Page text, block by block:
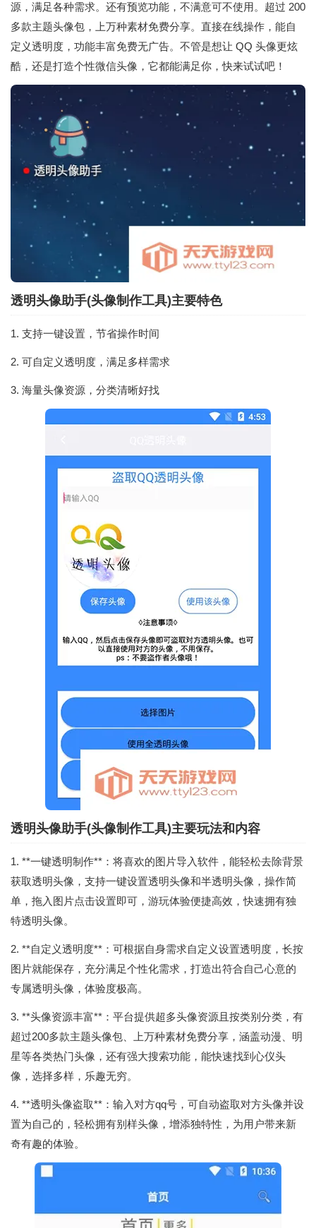
源，满足各种需求。还有预览功能，不满意可不使用。超过 200
多款主题头像包，上万种素材免费分享。直接在线操作，能自
定义透明度，功能丰富免费无广告。不管是想让 QQ 头像更炫
酷，还是打造个性微信头像，它都能满足你，快来试试吧！
透明头像助手(头像制作工具)主要特色
1. 支持一键设置，节省操作时间
2. 可自定义透明度，满足多样需求
3. 海量头像资源，分类清晰好找
透明头像助手(头像制作工具)主要玩法和内容
1. **一键透明制作**：将喜欢的图片导入软件，能轻松去除背景
获取透明头像，支持一键设置透明头像和半透明头像，操作简
单，拖入图片点击设置即可，游玩体验便捷高效，快速拥有独
特透明头像。
2. **自定义透明度**：可根据自身需求自定义设置透明度，长按
图片就能保存，充分满足个性化需求，打造出符合自己心意的
专属透明头像，体验度极高。
3. **头像资源丰富**：平台提供超多头像资源且按类别分类，有
超过200多款主题头像包、上万种素材免费分享，涵盖动漫、明
星等各类热门头像，还有强大搜索功能，能快速找到心仪头
像，选择多样，乐趣无穷。
4. **透明头像盗取**：输入对方qq号，可自动盗取对方头像并设
置为自己的，轻松拥有别样头像，增添独特性，为用户带来新
奇有趣的体验。